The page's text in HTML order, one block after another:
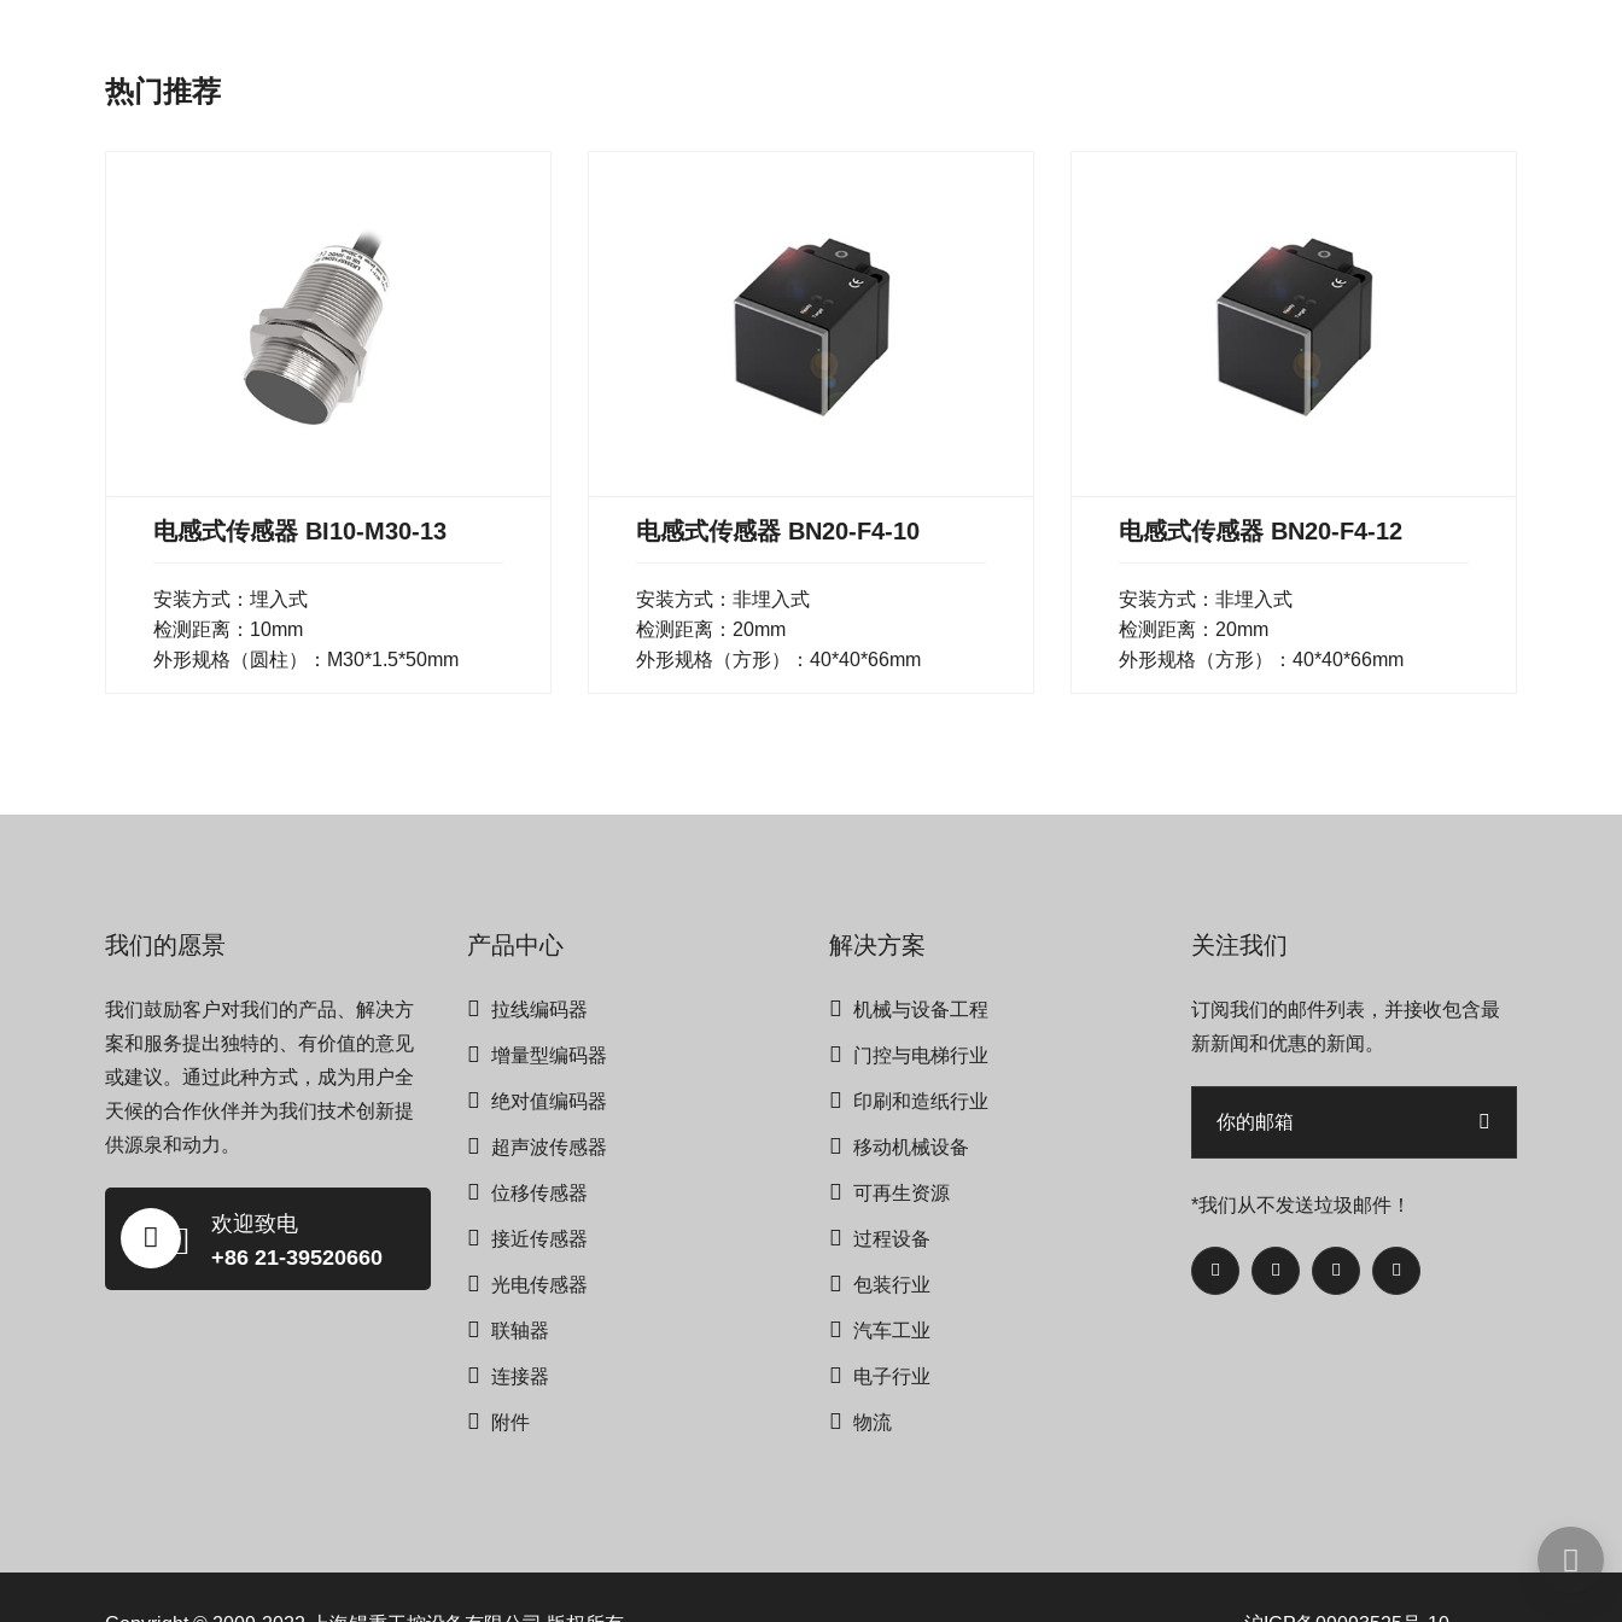
热门推荐
电感式传感器 BI10-M30-13
安装方式：埋入式
检测距离：10mm
外形规格（圆柱）：M30*1.5*50mm
电感式传感器 BN20-F4-10
安装方式：非埋入式
检测距离：20mm
外形规格（方形）：40*40*66mm
电感式传感器 BN20-F4-12
安装方式：非埋入式
检测距离：20mm
外形规格（方形）：40*40*66mm
我们的愿景
我们鼓励客户对我们的产品、解决方
案和服务提出独特的、有价值的意见
或建议。通过此种方式，成为用户全
天候的合作伙伴并为我们技术创新提
供源泉和动力。
欢迎致电
+86 21-39520660
产品中心
拉线编码器
增量型编码器
绝对值编码器
超声波传感器
位移传感器
接近传感器
光电传感器
联轴器
连接器
附件
解决方案
机械与设备工程
门控与电梯行业
印刷和造纸行业
移动机械设备
可再生资源
过程设备
包装行业
汽车工业
电子行业
物流
关注我们
订阅我们的邮件列表，并接收包含最
新新闻和优惠的新闻。
*我们从不发送垃圾邮件！